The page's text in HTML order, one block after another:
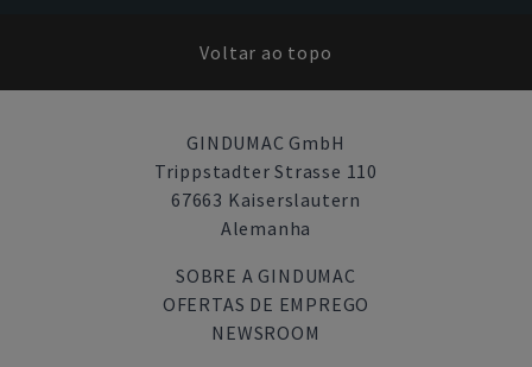
Voltar ao topo
GINDUMAC GmbH
Trippstadter Strasse 110
67663 Kaiserslautern
Alemanha
SOBRE A GINDUMAC
OFERTAS DE EMPREGO
NEWSROOM